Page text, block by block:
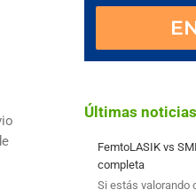
Últimas noticias
FemtoLASIK vs
completa
Si estás valorando